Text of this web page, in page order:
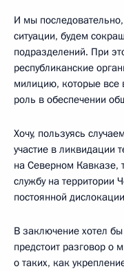
И мы
ситуации, будем
подразделений. При
республиканские
милицию, которые все
роль в обеспечении
Хочу, пользуясь
участие в ликвидации
на Северном Кавказе,
службу на территории
постоянной
В заключение хотел
предстоит разговор о
о таких, как